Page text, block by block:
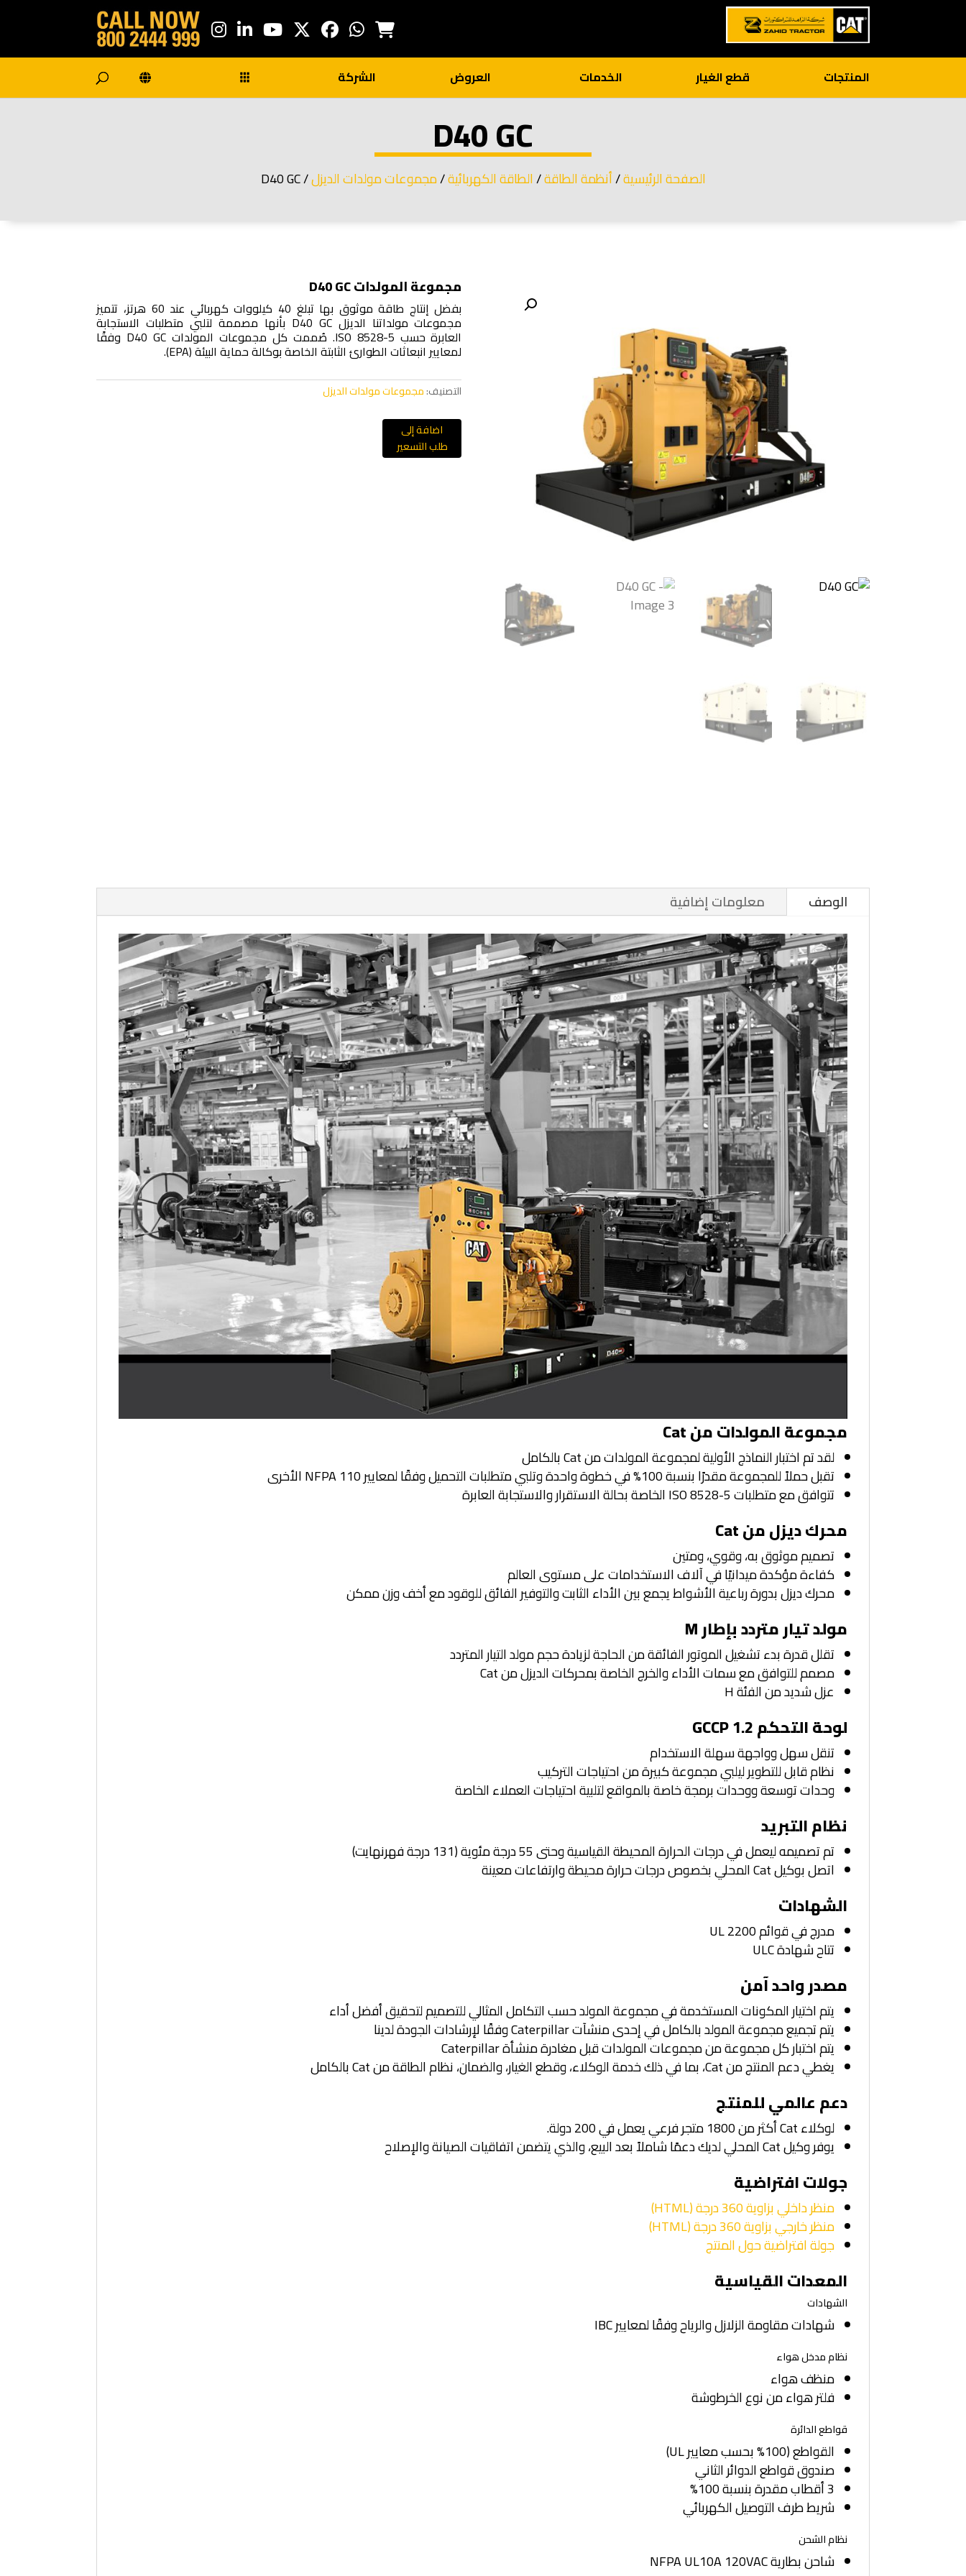
المنتجات قطع الغيار الخدمات العروض الشركة
D40 GC
الصفحة الرئيسية/أنظمة الطاقة/الطاقة الكهربائية/مجموعات مولدات الديزل/ D40 GC
مجموعة المولدات D40 GC
بفضل إنتاج طاقة موثوق بها تبلغ 40 كيلووات كهربائي عند 60 هرتز، تتميز
مجموعات مولداتنا الديزل D40 GC بأنها مصممة لتلبي متطلبات الاستجابة
العابرة حسب ISO 8528-5. صُممت كل مجموعات المولدات D40 GC وفقًا
لمعايير انبعاثات الطوارئ الثابتة الخاصة بوكالة حماية البيئة (EPA).
التصنيف:مجموعات مولدات الديزل
اضافة إلى
طلب التسعير
الوصف معلومات إضافية
مجموعة المولدات من Cat
لقد تم اختبار النماذج الأولية لمجموعة المولدات من Cat بالكامل
تقبل حملاً للمجموعة مقدرًا بنسبة 100% في خطوة واحدة وتلبي متطلبات التحميل وفقًا لمعايير NFPA 110 الأخرى
تتوافق مع متطلبات ISO 8528-5 الخاصة بحالة الاستقرار والاستجابة العابرة
محرك ديزل من Cat
تصميم موثوق به، وقوي، ومتين
كفاءة مؤكدة ميدانيًا في آلاف الاستخدامات على مستوى العالم
محرك ديزل بدورة رباعية الأشواط يجمع بين الأداء الثابت والتوفير الفائق للوقود مع أخف وزن ممكن
مولد تيار متردد بإطار M
تقلل قدرة بدء تشغيل الموتور الفائقة من الحاجة لزيادة حجم مولد التيار المتردد
مصمم للتوافق مع سمات الأداء والخرج الخاصة بمحركات الديزل من Cat
عزل شديد من الفئة H
لوحة التحكم GCCP 1.2
تنقل سهل وواجهة سهلة الاستخدام
نظام قابل للتطوير ليلبي مجموعة كبيرة من احتياجات التركيب
وحدات توسعة ووحدات برمجة خاصة بالمواقع لتلبية احتياجات العملاء الخاصة
نظام التبريد
تم تصميمه ليعمل في درجات الحرارة المحيطة القياسية وحتى 55 درجة مئوية (131 درجة فهرنهايت)
اتصل بوكيل Cat المحلي بخصوص درجات حرارة محيطة وارتفاعات معينة
الشهادات
مدرج في قوائم UL 2200
تتاح شهادة ULC
مصدر واحد آمن
يتم اختيار المكونات المستخدمة في مجموعة المولد حسب التكامل المثالي للتصميم لتحقيق أفضل أداء
يتم تجميع مجموعة المولد بالكامل في إحدى منشآت Caterpillar وفقًا لإرشادات الجودة لدينا
يتم اختبار كل مجموعة من مجموعات المولدات قبل مغادرة منشأة Caterpillar
يغطي دعم المنتج من Cat، بما في ذلك خدمة الوكلاء، وقطع الغيار، والضمان، نظام الطاقة من Cat بالكامل
دعم عالمي للمنتج
لوكلاء Cat أكثر من 1800 متجر فرعي يعمل في 200 دولة.
يوفر وكيل Cat المحلي لديك دعمًا شاملاً بعد البيع، والذي يتضمن اتفاقيات الصيانة والإصلاح
جولات افتراضية
منظر داخلي بزاوية 360 درجة (HTML)
منظر خارجي بزاوية 360 درجة (HTML)
جولة افتراضية حول المنتج
المعدات القياسية
الشهادات
شهادات مقاومة الزلازل والرياح وفقًا لمعايير IBC
نظام مدخل هواء
منظف هواء
فلتر هواء من نوع الخرطوشة
قواطع الدائرة
القواطع (100% بحسب معايير UL)
صندوق قواطع الدوائر الثاني
3 أقطاب مقدرة بنسبة 100%
شريط طرف التوصيل الكهربائي
نظام الشحن
شاحن بطارية NFPA UL10A 120VAC